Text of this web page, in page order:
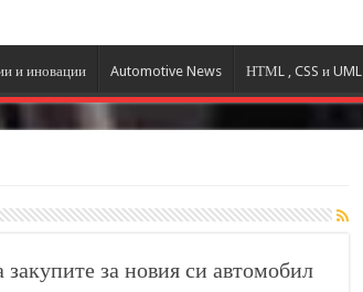
и иновации Automotive News НТМL , CSS и UML
за новия си автомобил